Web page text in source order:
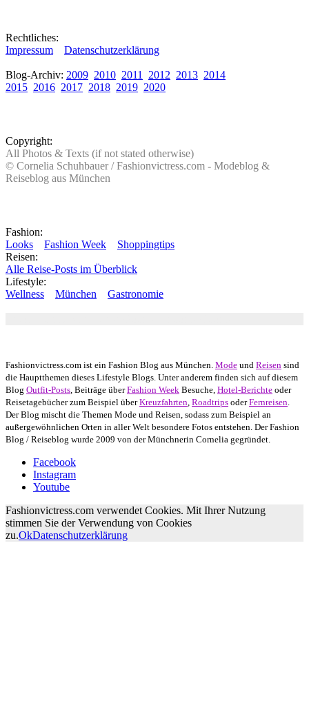
Rechtliches:
Impressum
Datenschutzerklärung
Blog-Archiv: 2009 2010 2011 2012 2013 2014
2015 2016 2017 2018 2019 2020
Copyright:
All Photos & Texts (if not stated otherwise)
© Cornelia Schuhbauer / Fashionvictress.com - Modeblog &
Reiseblog aus München
Fashion:
Looks
Fashion Week
Shoppingtips
Reisen:
Alle Reise-Posts im Überblick
Lifestyle:
Wellness
München Gastronomie
Fashionvictress.com ist ein Fashion Blog aus München. Mode und Reisen sind
die Hauptthemen dieses Lifestyle Blogs. Unter anderem finden sich auf diesem
Blog Outfit-Posts , Beiträge überFashion Week Besuche, Hotel-Berichte oder
Reisetagebücher zum Beispiel überKreuzfahrten Roadtrips oderFernreisen
Der Blog mischt die Themen Mode und Reisen, sodass zum Beispiel an
außergewöhnlichen Orten in aller Welt besondere Fotos entstehen. Der Fashion
Blog / Reiseblog wurde 2009 von der Münchnerin Cornelia gegründet.
Facebook
Instagram
Youtube
Fashionvictress.com verwendet Cookies. Mit Ihrer Nutzung
stimmen Sie der Verwendung von Cookies
zu.OkDatenschutzerklärung